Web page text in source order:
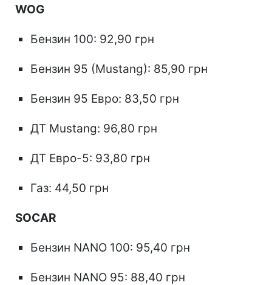
WOG
Бензин 100: 92,90 грн
Бензин 95 (Mustang): 85,90 грн
Бензин 95 Евро: 83,50 грн
ДТ Mustang: 96,80 грн
ДТ Евро-5: 93,80 грн
Газ: 44,50 грн
SOCAR
Бензин NANO 100: 95,40 грн
Бензин NANO 95: 88,40 грн